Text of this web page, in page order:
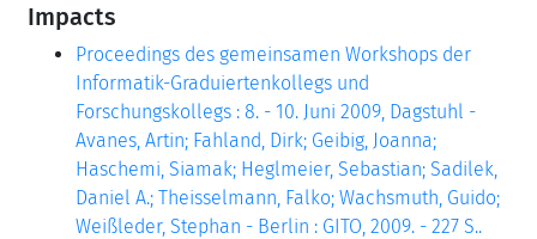
Impacts
Proceedings des gemeinsamen Workshops der
Informatik-Graduiertenkollegs und
Forschungskollegs : 8. - 10. Juni 2009, Dagstuhl -
Avanes, Artin; Fahland, Dirk; Geibig, Joanna;
Haschemi, Siamak; Heglmeier, Sebastian; Sadilek,
Daniel A.; Theisselmann, Falko; Wachsmuth, Guido;
Weißleder, Stephan - Berlin : GITO, 2009. - 227 S..